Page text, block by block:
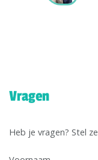
Vragen
Heb je vragen? Stel